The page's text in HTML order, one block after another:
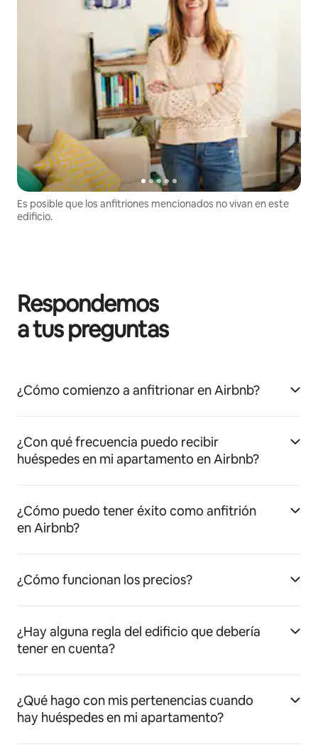
Es posible que los anfitriones mencionados no vivan en este
edificio.
Respondemos
a tus preguntas
¿Cómo comienzo a anfitrionar en Airbnb?
¿Con qué frecuencia puedo recibir
huéspedes en mi apartamento en Airbnb?
¿Cómo puedo tener éxito como anfitrión
en Airbnb?
¿Cómo funcionan los precios?
¿Hay alguna regla del edificio que debería
tener en cuenta?
¿Qué hago con mis pertenencias cuando
hay huéspedes en mi apartamento?